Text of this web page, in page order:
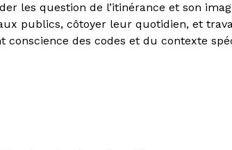
les question de l’itinérance et son
publics, côtoyer leur quotidien, et
conscience des codes et du contexte